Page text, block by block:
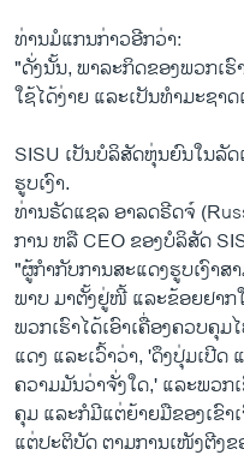
ທ່ານມໍ​ແກ​ນກ່າວ​ອີກວ່າ:
"ດັ່ງນັ້ນ, ພາລະກິດຂອງພວກເ
ໃຊ້​ໄດ້​ງ່າຍ ແລະເປັນ​ທຳ​ມະ​ຊາ
SISU ເປັນບໍລິສັດຫຸ່ນຍົນໃນ​ລັ
ຮູບ​ເງົາ.
ທ່ານ​ຣັດ​ແຊ​ລ ອາ​ລດ​ຣີດ​ຈ໌
ການ ຫລື CEO ຂອງບໍລິ​ສັດ
"ຜູ້ກຳ​ກັບ​ການ​ສະ​ແດງ​ຮູບ​ເງົາສ
ພາບ ມາຕັ້ງຢູ່ໜີ້ ແລະຂ້ອຍຢາກ​
ພວກເຮົາໄດ້​ເອົາເຄື່ອງຄວບຄຸ
ແດງ ແລະເວົ້າວ່າ, 'ດຶງປຸ່ມ​ເປີດ
ຄວາມມັນວ່າຈັ່ງໃດ,' ແລະພວກ
ຄຸມ ແລະກໍ​ມີ​ແຕ່ຍ້າຍມືຂອງເຂົາ
ແຕ່ປະຕິບັດ ຕາມການເໜັງຕີງ​ຂ